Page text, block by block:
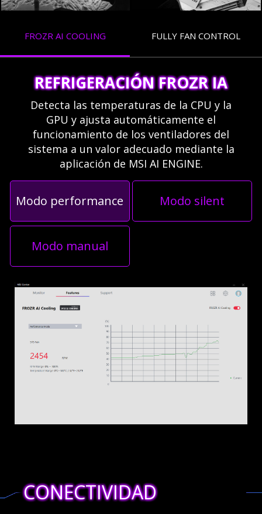
FROZR AI COOLING FULLY FAN CONTROL
REFRIGERACIÓN FROZR IA
Detecta las temperaturas de la CPU y la
GPU y ajusta automáticamente el
funcionamiento de los ventiladores del
sistema a un valor adecuado mediante la
aplicación de MSI AI ENGINE.
Modo performance Modo silent
Modo manual
CONECTIVIDAD